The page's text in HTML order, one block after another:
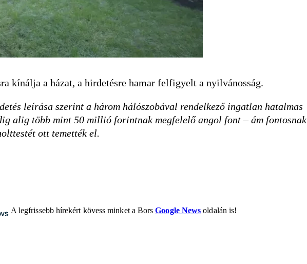
kínálja a házat, a hirdetésre hamar felfigyelt a nyilvánosság.
leírása szerint a három hálószobával rendelkező ingatlan hatalmas
alig több mint 50 millió forintnak megfelelő angol font – ám fontosnak
ott temették el.
A legfrissebb hírekért kövess minket a BorsGoogle News oldalán is!